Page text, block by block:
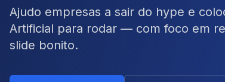
Ajudo empresas a sair do hype e
Artificial para rodar — com foco em
slide bonito.